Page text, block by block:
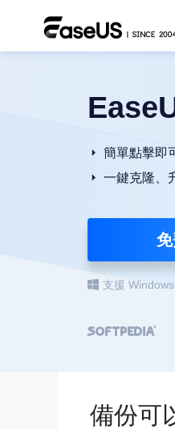
簡單點擊即
一鍵克隆、
支援

備份可